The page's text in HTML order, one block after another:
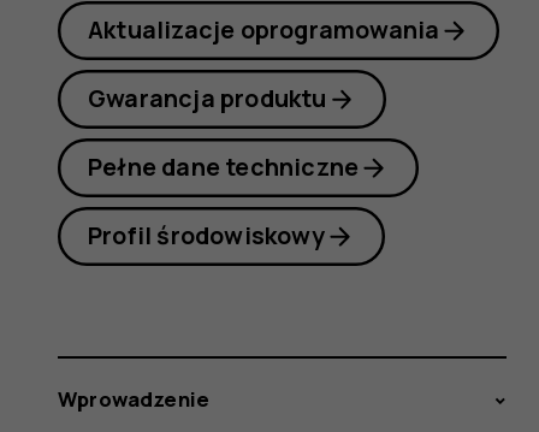
Aktualizacje oprogramowania
Gwarancja produktu
Pełne dane techniczne
Profil środowiskowy
Wprowadzenie